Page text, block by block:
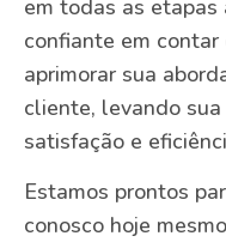
em todas as
confiante em contar
aprimorar sua
cliente, levando
satisfação e
Estamos prontos
conosco hoje